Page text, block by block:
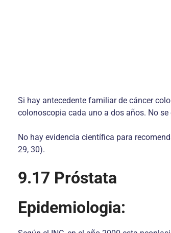
Si hay antecedente familiar de cáncer
colonoscopia cada uno a dos años. No
No hay evidencia científica para
29, 30).
9.17 Próstata
Epidemiologia: